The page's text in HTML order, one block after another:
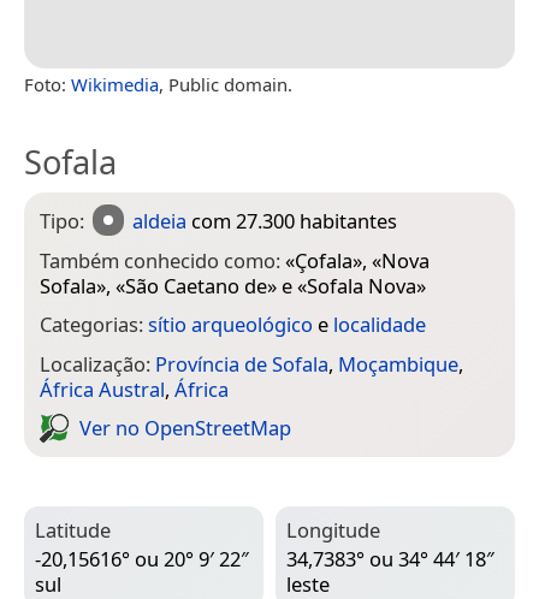
Foto: Wikimedia, Public domain.
Sofala
Tipo: aldeia com 27.300 habitantes
Também conhecido como:«Çofala», «Nova
Sofala», «São Caetano de» e «Sofala Nova»
Categorias:sítio arqueológico e localidade
Localização: Província de Sofala, Moçambique,
África Austral, África
Ver no Open­Street­Map
Latitude
-20,15616° ou 20° 9′ 22″
sul
Longitude
34,7383° ou 34° 44′ 18″
leste